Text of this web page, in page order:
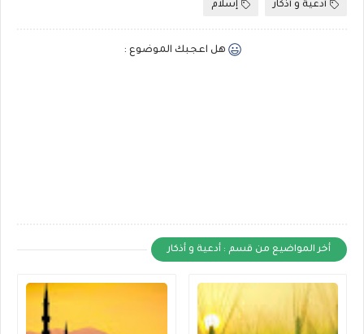
أدعية و أذكار إسلام
هل اعجبك الموضوع :
أخر المواضيع من قسم : أدعية و أذكار